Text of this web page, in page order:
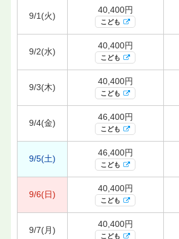
9/1(火)
40,400円
こども
9/2(水)
40,400円
こども
9/3(木)
40,400円
こども
9/4(金)
46,400円
こども
9/5(土)
46,400円
こども
9/6(日)
40,400円
こども
9/7(月)
40,400円
こども